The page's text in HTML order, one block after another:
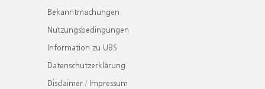
Bekanntmachungen
Nutzungsbedingungen
Information zu UBS
Datenschutzerklärung
Disclaimer / Impressum